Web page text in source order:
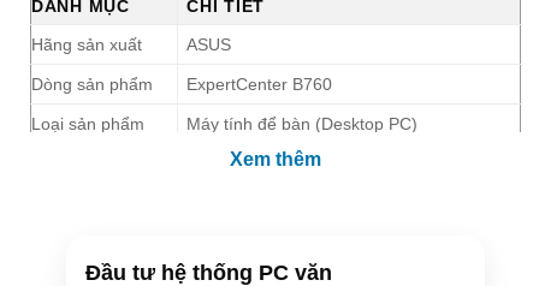
DANH MỤC
CHI TIẾT
Hãng sản xuất
ASUS
Dòng sản phẩm ExpertCenter B760
Loại sản phẩm Máy tính để bàn (Desktop PC)
Chưa cài đặt sẵn (No OS)
Chipset Intel® B760
Xem thêm
Đầu tư hệ thống PC văn